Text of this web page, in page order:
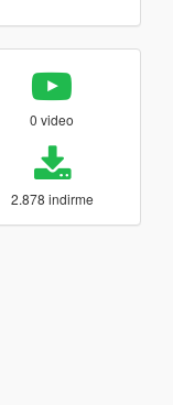
0 video
2.878 indirme